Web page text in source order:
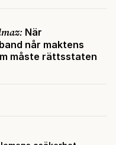
När
når maktens
måste rättsstaten